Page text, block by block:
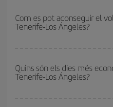
Com es pot aconseguir el
Tenerife-Los Ángeles?
Ángeles-dest i obtenir el vol més
evitar les temporades altes,
Quins són els dies més
Tenerife-Los Ángeles?